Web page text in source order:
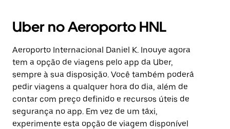
Uber no Aeroporto HNL
Aeroporto Internacional Daniel K. Inouye agora
tem a opção de viagens pelo app da Uber,
sempre à sua disposição. Você também poderá
pedir viagens a qualquer hora do dia, além de
contar com preço definido e recursos úteis de
segurança no app. Em vez de um táxi,
experimente esta opção de viagem disponível